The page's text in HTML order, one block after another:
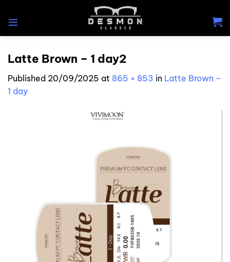
Latte Brown – 1 day2
Published 20/09/2025 at 865 × 853 in Latte Brown –
1 day